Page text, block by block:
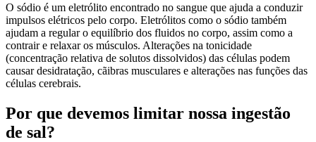
O sódio é um eletrólito encontrado no sangue que ajuda a conduzir
impulsos elétricos pelo corpo. Eletrólitos como o sódio também
ajudam a regular o equilíbrio dos fluidos no corpo, assim como a
contrair e relaxar os músculos. Alterações na tonicidade
(concentração relativa de solutos dissolvidos) das células podem
causar desidratação, cãibras musculares e alterações nas funções das
células cerebrais.
Por que devemos limitar nossa ingestão
de sal?